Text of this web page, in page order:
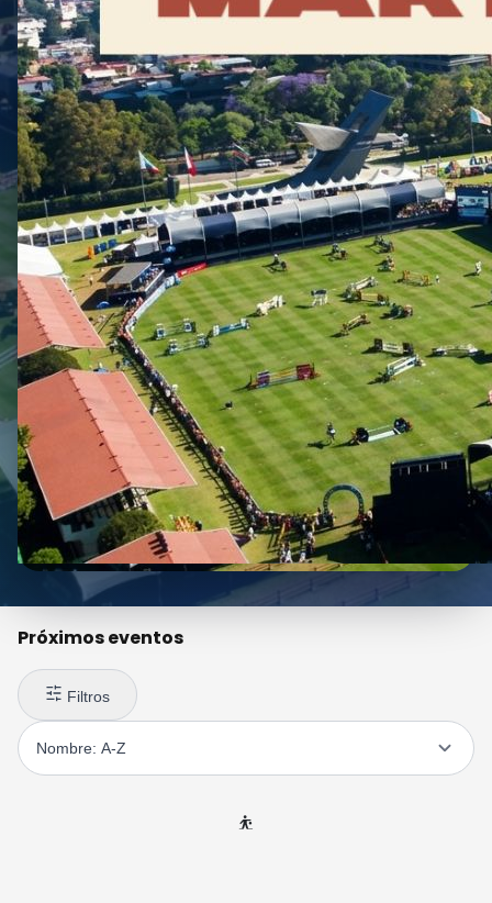
Próximos eventos
Filtros
⛹️